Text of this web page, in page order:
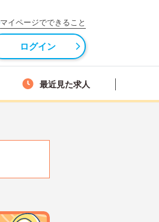
マイページでできること
ログイン
最近見た求人